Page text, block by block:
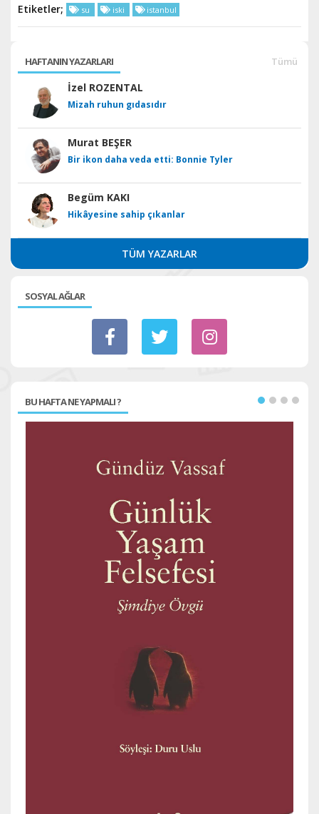
Etiketler; su iski istanbul
HAFTANIN YAZARLARI Tümü
İzel ROZENTAL
Mizah ruhun gıdasıdır
Murat BEŞER
Bir ikon daha veda etti: Bonnie Tyler
Begüm KAKI
Hikâyesine sahip çıkanlar
TÜM YAZARLAR
SOSYAL AĞLAR
BU HAFTA NE YAPMALI ?